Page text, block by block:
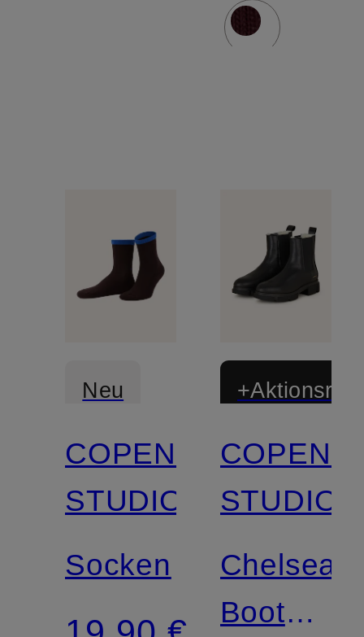
Neu
COPENHAGEN
STUDIOS
Socken
STUDIOS
Chelsea-
Boots